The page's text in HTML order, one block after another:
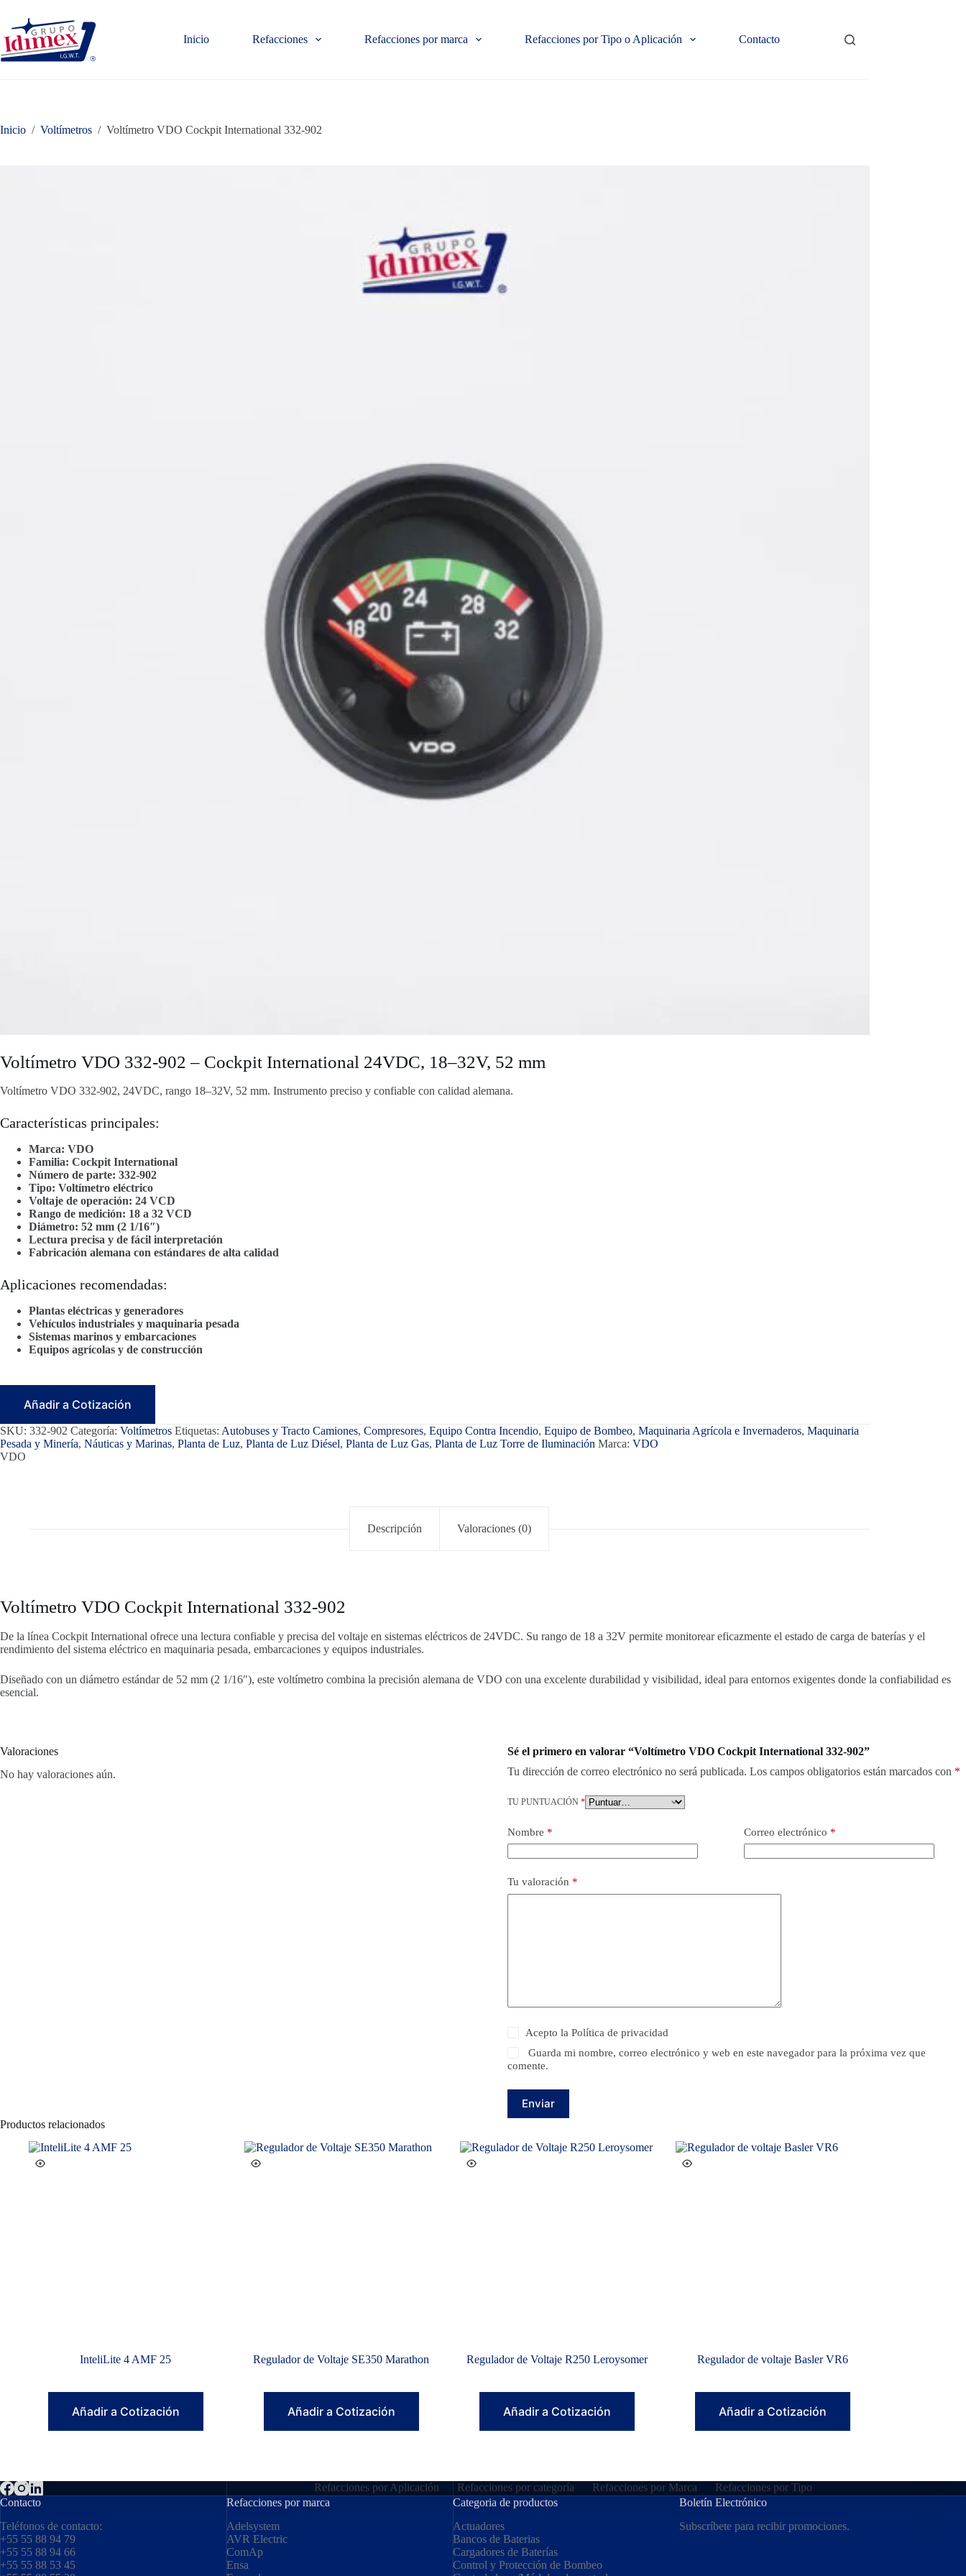
contenido
Inicio Refacciones Refacciones por marca Refacciones por Tipo o Aplicación Contacto
Inicio / Voltímetros / Voltímetro VDO Cockpit International 332-902
Voltímetro VDO 332-902 – Cockpit International 24VDC, 18–32V, 52 mm
Voltímetro VDO 332-902, 24VDC, rango 18–32V, 52 mm. Instrumento preciso y confiable con calidad alemana.
Características principales:
Marca: VDO
Familia: Cockpit International
Número de parte: 332-902
Tipo: Voltímetro eléctrico
Voltaje de operación: 24 VCD
Rango de medición: 18 a 32 VCD
Diámetro: 52 mm (2 1/16″)
Lectura precisa y de fácil interpretación
Fabricación alemana con estándares de alta calidad
Aplicaciones recomendadas:
Plantas eléctricas y generadores
Vehículos industriales y maquinaria pesada
Sistemas marinos y embarcaciones
Equipos agrícolas y de construcción
Añadir a Cotización
SKU: 332-902 Categoría: Voltímetros Etiquetas: Autobuses y Tracto Camiones, Compresores, Equipo Contra Incendio, Equipo de Bombeo, Maquinaria Agrícola e Invernaderos, Maquinaria
Pesada y Minería, Náuticas y Marinas, Planta de Luz, Planta de Luz Diésel, Planta de Luz Gas, Planta de Luz Torre de Iluminación Marca: VDO
VDO
Descripción Valoraciones (0)
Voltímetro VDO Cockpit International 332-902
De la línea Cockpit International ofrece una lectura confiable y precisa del voltaje en sistemas eléctricos de 24VDC. Su rango de 18 a 32V permite monitorear eficazmente el estado de carga de baterías y el
rendimiento del sistema eléctrico en maquinaria pesada, embarcaciones y equipos industriales.
Diseñado con un diámetro estándar de 52 mm (2 1/16″), este voltímetro combina la precisión alemana de VDO con una excelente durabilidad y visibilidad, ideal para entornos exigentes donde la confiabilidad es
esencial.
Valoraciones
No hay valoraciones aún.
Sé el primero en valorar “Voltímetro VDO Cockpit International 332-902”
Tu dirección de correo electrónico no será publicada. Los campos obligatorios están marcados con *
TU PUNTUACIÓN *
Nombre * Correo electrónico *
Tu valoración *
Acepto la Política de privacidad
Guarda mi nombre, correo electrónico y web en este navegador para la próxima vez que
comente.
Enviar
Productos relacionados
InteliLite 4 AMF 25
Añadir a Cotización
Regulador de Voltaje SE350 Marathon
Añadir a Cotización
Regulador de Voltaje R250 Leroysomer
Añadir a Cotización
Regulador de voltaje Basler VR6
Añadir a Cotización
Refacciones por Aplicación Refacciones por categoría Refacciones por Marca
Refacciones por Tipo
Contacto
Teléfonos de contacto:
+55 55 88 94 79
+55 55 88 94 66
+55 55 88 53 45
Refacciones por marca
Adelsystem
AVR Electric
ComAp
Ensa
Categoria de productos
Actuadores
Bancos de Baterias
Cargadores de Baterías
Control y Protección de Bombeo
Boletín Electrónico
Subscríbete para recibir promociones.